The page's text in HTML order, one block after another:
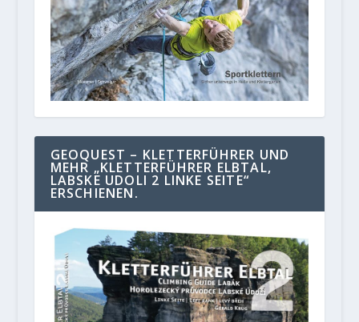
GEOQUEST – KLETTERFÜHRER UND
MEHR „KLETTERFÜHRER ELBTAL,
LABSKE UDOLI 2 LINKE SEITE“
ERSCHIENEN.